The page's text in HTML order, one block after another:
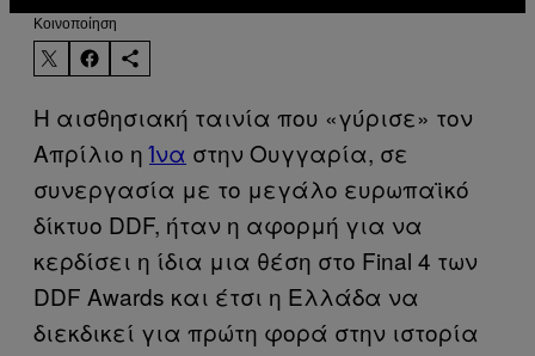
Kοινοποίηση
Η αισθησιακή ταινία που «γύρισε» τον
Απρίλιο ηΊνα στην Oυγγαρία, σε
συνεργασία με το μεγάλο ευρωπαϊκό
δίκτυο DDF, ήταν η αφορμή για να
κερδίσει η ίδια μια θέση στο Final 4 των
DDF Awards και έτσι η Ελλάδα να
διεκδικεί για πρώτη φορά στην ιστορία